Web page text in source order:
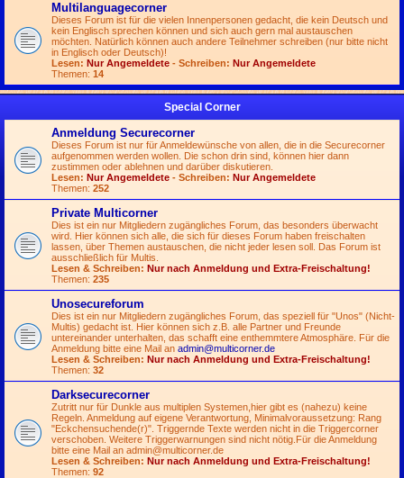
Multilanguagecorner
Dieses Forum ist für die vielen Innenpersonen gedacht, die kein Deutsch und
kein Englisch sprechen können und sich auch gern mal austauschen
möchten. Natürlich können auch andere Teilnehmer schreiben (nur bitte nicht
in Englisch oder Deutsch)!
Lesen: Nur Angemeldete - Schreiben: Nur Angemeldete
Themen: 14
Special Corner
Anmeldung Securecorner
Dieses Forum ist nur für Anmeldewünsche von allen, die in die Securecorner
aufgenommen werden wollen. Die schon drin sind, können hier dann
zustimmen oder ablehnen und darüber diskutieren.
Lesen: Nur Angemeldete - Schreiben: Nur Angemeldete
Themen: 252
Private Multicorner
Dies ist ein nur Mitgliedern zugängliches Forum, das besonders überwacht
wird. Hier können sich alle, die sich für dieses Forum haben freischalten
lassen, über Themen austauschen, die nicht jeder lesen soll. Das Forum ist
ausschließlich für Multis.
Lesen & Schreiben: Nur nach Anmeldung und Extra-Freischaltung!
Themen: 235
Unosecureforum
Dies ist ein nur Mitgliedern zugängliches Forum, das speziell für "Unos" (Nicht-
Multis) gedacht ist. Hier können sich z.B. alle Partner und Freunde
untereinander unterhalten, das schafft eine enthemmtere Atmosphäre. Für die
Anmeldung bitte eine Mail an admin@multicorner.de
Lesen & Schreiben: Nur nach Anmeldung und Extra-Freischaltung!
Themen: 32
Darksecurecorner
Zutritt nur für Dunkle aus multiplen Systemen,hier gibt es (nahezu) keine
Regeln. Anmeldung auf eigene Verantwortung, Minimalvoraussetzung: Rang
"Eckchensuchende(r)". Triggernde Texte werden nicht in die Triggercorner
verschoben. Weitere Triggerwarnungen sind nicht nötig.Für die Anmeldung
bitte eine Mail an admin@multicorner.de
Lesen & Schreiben: Nur nach Anmeldung und Extra-Freischaltung!
Themen: 92